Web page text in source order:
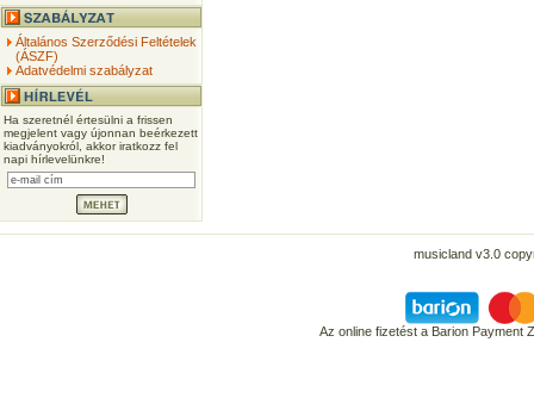
Általános Szerződési Feltételek
(ÁSZF)
Adatvédelmi szabályzat
Ha szeretnél értesülni a frissen
megjelent vagy újonnan beérkezett
kiadványokról, akkor iratkozz fel
napi hírlevelünkre!
musicland v3.0
Az online fizetést a Barion Payment